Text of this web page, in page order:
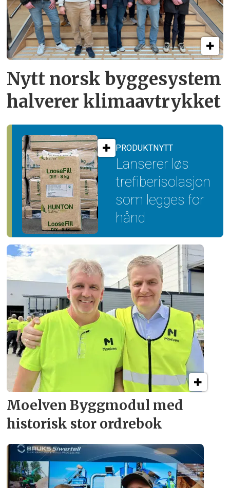
Nytt norsk byggesystem
halverer klimaavtrykket
PRODUKTNYTT
Lanserer løs
trefiber­isolasjon
som legges for
hånd
Moelven Byggmodul med
historisk stor ordrebok